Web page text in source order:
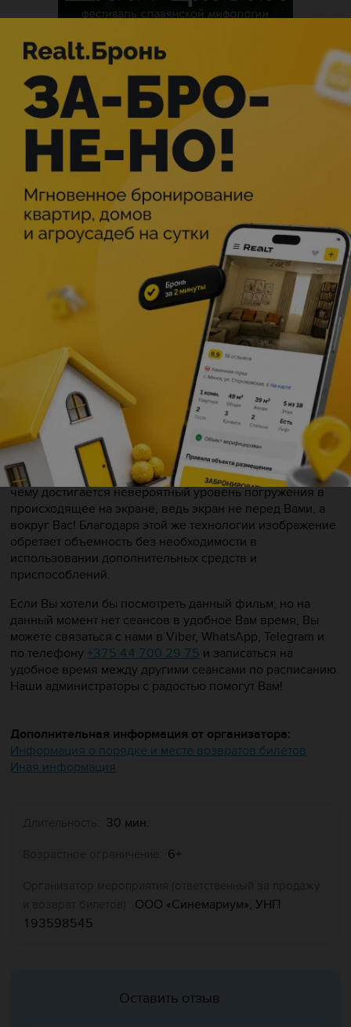
Описание
Фильм «‎Коралловый риф. Экспедиция по спасению»
отправит вас в океаническое сафари и откроет тайны
ярких коралловых рифов, находящихся под угрозой
исчезновения.
Фильм покажет ту часть нашей планеты, которую многие
никогда не видели. Вы узнаете как кораллы растут,
питаются, размножаются и обеспечивают пищей более
25% морских обитателей, в то время как им самим
угрожают изменение климата, сокращение популяции и
чрезмерный отлов рыбы. При погружении в океан
можно изучить природу кораллов и узнать, как рифы
поддерживают одни из самых сложных пищевых цепей
на планете, при этом сами выживают на пределе своих
возможностей.
В захватывающей картине демонстрируется
великолепие коралловых рифов, их красота и
разнообразие. Фильм предназначен для аудитории
любого возраста.
Фильм сделан в полнокупольном формате, благодаря
чему достигается невероятный уровень погружения в
происходящее на экране, ведь экран не перед Вами, а
вокруг Вас! Благодаря этой же технологии изображение
обретает объемность без необходимости в
использовании дополнительных средств и
приспособлений.
Если Вы хотели бы посмотреть данный фильм, но на
данный момент нет сеансов в удобное Вам время, Вы
можете связаться с нами в Viber, WhatsApp, Telegram и
по телефону +375 44 700 29 75 и записаться на
удобное время между другими сеансами по расписанию.
Наши администраторы с радостью помогут Вам!
Дополнительная информация от организатора:
Информация о порядке и месте возвратов билетов
Иная информация
30 мин.
6+
ООО «Синемариум», УНП
193598545
Оставить отзыв